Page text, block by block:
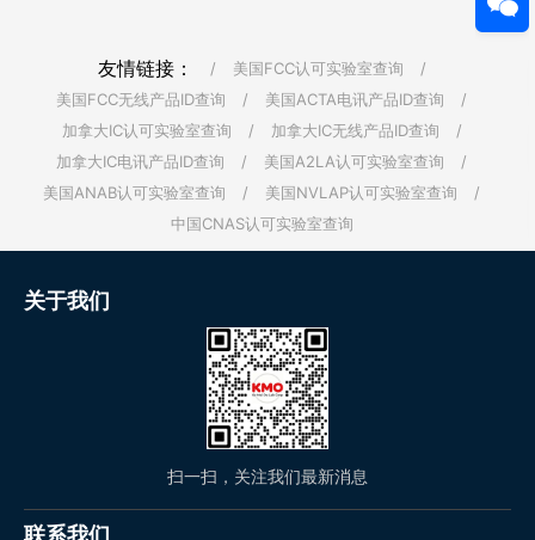
友情链接： / 美国FCC认可实验室查询
/
美国FCC无线产品ID查询
/ 美国ACTA电讯产品ID查询
/
加拿大IC认可实验室查询
/ 加拿大IC无线产品ID查询
/
加拿大IC电讯产品ID查询
/ 美国A2LA认可实验室查询
/
美国ANAB认可实验室查询
/ 美国NVLAP认可实验室查询
/
中国CNAS认可实验室查询
关于我们
扫一扫，关注我们最新消息
联系我们